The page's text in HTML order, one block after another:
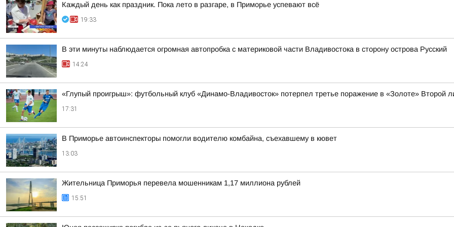
Каждый день как праздник. Пока лето в разгаре, в Приморье успевают всё
19:33
В эти минуты наблюдается огромная автопробка с материковой части Владивостока в сторону острова Русский
14:24
«Глупый проигрыш»: футбольный клуб «Динамо-Владивосток» потерпел третье поражение в «Золоте» Второй
17:31
В Приморье автоинспекторы помогли водителю комбайна, съехавшему в кювет
13:03
Жительница Приморья перевела мошенникам 1,17 миллиона рублей
15:51